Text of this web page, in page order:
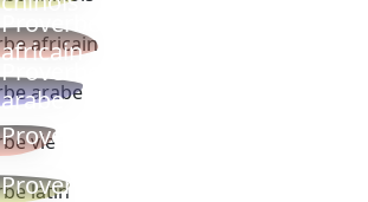
Proverbe
africain
Proverbe
arabe
Proverbe vie
Proverbe latin